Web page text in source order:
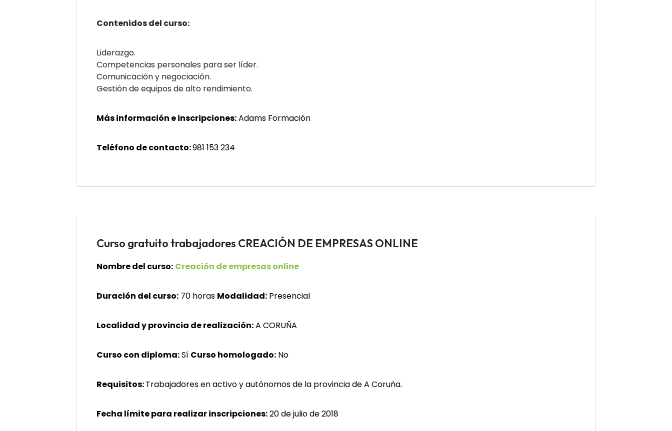
Contenidos del curso:
Liderazgo.
Competencias personales para ser líder.
Comunicación y negociación.
Gestión de equipos de alto rendimiento.
Más información e inscripciones:Adams Formación
Teléfono de contacto:981 153 234
Curso gratuito trabajadores CREACIÓN DE EMPRESAS ONLINE
Nombre del curso: Creación de empresas online
Duración del curso: 70 horas Modalidad: Presencial
Localidad y provincia de realización:A CORUÑA
Curso con diploma:Sí Curso homologado: No
Requisitos:Trabajadores en activo y autónomos de la provincia de A Coruña.
Fecha límite para realizar inscripciones:20 de juliode 2018